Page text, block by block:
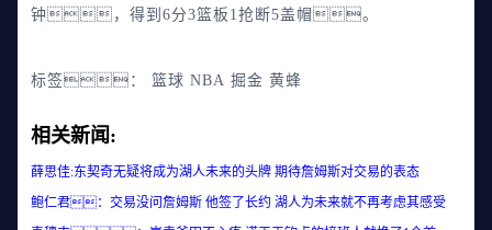
钟，得到6分3篮板1抢断5盖帽。
标签： 篮球 NBA 掘金 黄蜂
相关新闻:
薛思佳:东契奇无疑将成为湖人未来的头牌 期待詹姆斯对交易的表态
鲍仁君：交易没问詹姆斯 他签了长约 湖人为未来就不再考虑其感受